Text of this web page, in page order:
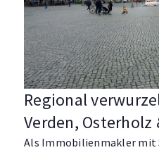
Regional
Verden, Osterholz
Als Immobilienmakler mit